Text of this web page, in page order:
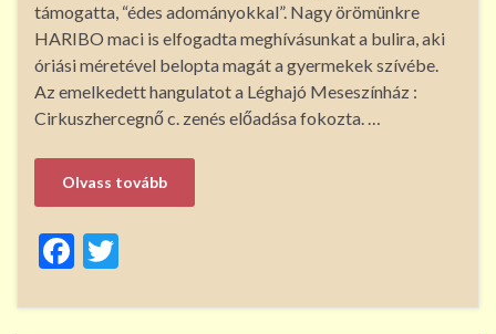
támogatta, “édes adományokkal”. Nagy örömünkre
HARIBO maci is elfogadta meghívásunkat a bulira, aki
óriási méretével belopta magát a gyermekek szívébe.
Az emelkedett hangulatot a Léghajó Meseszínház :
Cirkuszhercegnő c. zenés előadása fokozta. …
Olvass tovább
F
e
itt